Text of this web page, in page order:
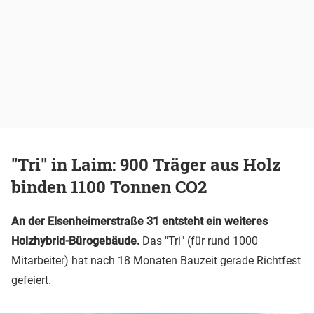
"Tri" in Laim: 900 Träger aus Holz
binden 1100 Tonnen CO2
An der Elsenheimerstraße 31 entsteht ein weiteres
Holzhybrid-Bürogebäude. Das "Tri" (für rund 1000
Mitarbeiter) hat nach 18 Monaten Bauzeit gerade Richtfest
gefeiert.